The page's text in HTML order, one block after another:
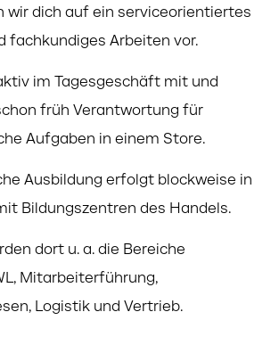
wir dich auf ein serviceorientiertes
fachkundiges Arbeiten vor.
im Tagesgeschäft mit und
früh Verantwortung für
Aufgaben in einem Store.
Ausbildung erfolgt blockweise in
Bildungszentren des Handels.
dort u. a. die Bereiche
Mitarbeiterführung,
Logistik und Vertrieb.